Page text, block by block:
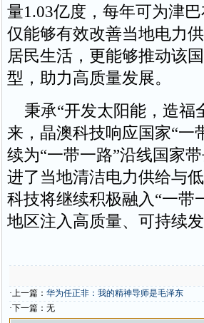
量1.03亿度，每年可为津
仅能够有效改善当地电力
居民生活，更能够推动该
型，助力高质量发展。
秉承“开发太阳能，造福
来，晶澳科技响应国家“一
续为“一带一路”沿线国家
进了当地清洁电力供给与
科技将继续积极融入“一带
地区注入高质量、可持续
·上一篇： 华为任正非：我的精神导师是毛泽东
·下一篇：无